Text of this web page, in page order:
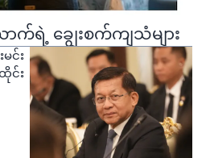
က်ရဲ့ ချွေးစက်ကျသံများ
င်း
င်း